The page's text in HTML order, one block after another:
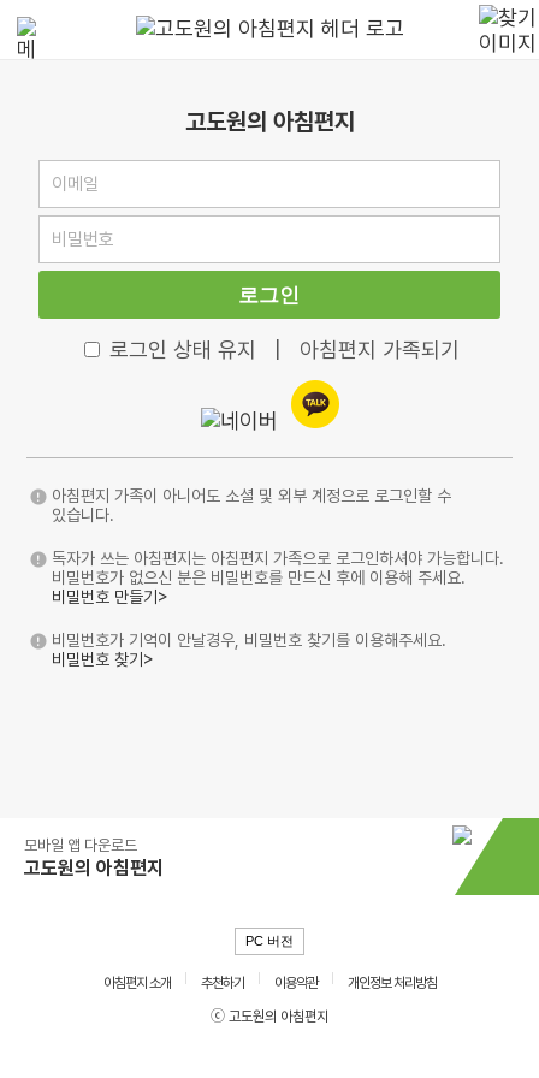
고도원의 아침편지
로그인
로그인 상태 유지 아침편지 가족되기
아침편지 가족이 아니어도 소셜 및 외부 계정으로 로그인할 수
있습니다.
독자가 쓰는 아침편지는 아침편지 가족으로 로그인하셔야 가능합니다.
비밀번호가 없으신 분은 비밀번호를 만드신 후에 이용해 주세요.
비밀번호 만들기>
비밀번호가 기억이 안날경우, 비밀번호 찾기를 이용해주세요.
비밀번호 찾기>
모바일 앱 다운로드
고도원의 아침편지
PC 버전
아침편지 소개 추천하기 이용약관
개인정보 처리방침
ⓒ 고도원의 아침편지